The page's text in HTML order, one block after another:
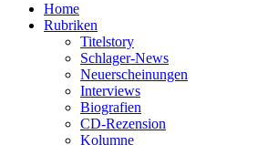
Home
Rubriken
Titelstory
Schlager-News
Neuerscheinungen
Interviews
Biografien
CD-Rezension
Kolumne